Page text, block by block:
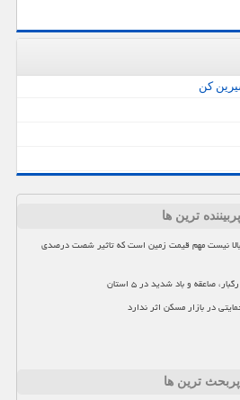
کن
پربیننده ترین ها
نیست مهم قیمت زمین است که تاثیر شصت درصدی
صاعقه و باد شدید در ۵ استان
در بازار مسکن اثر ندارد
پربحث ترین ها